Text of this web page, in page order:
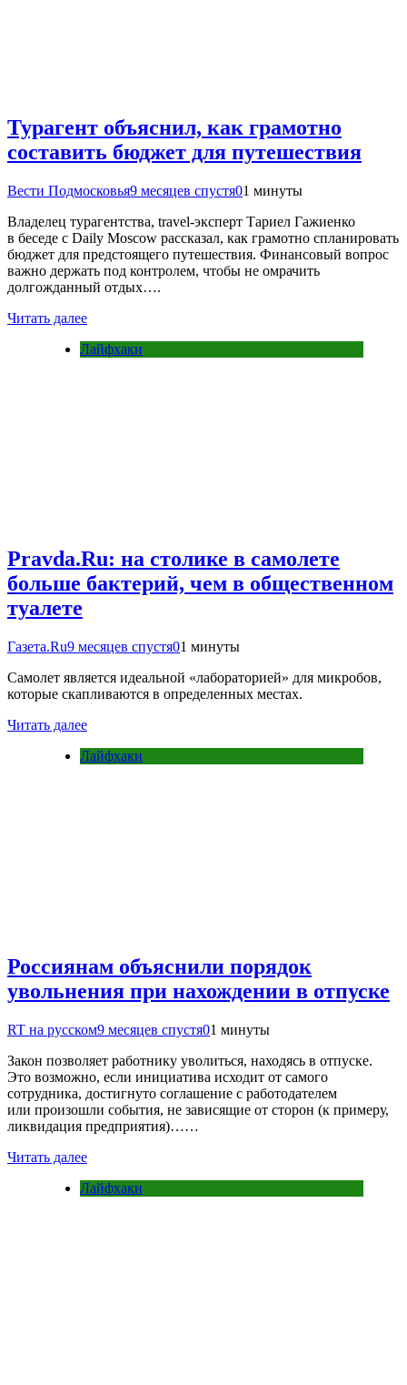
Турагент объяснил, как грамотно
составить бюджет для путешествия
Вести Подмосковья9 месяцев спустя01 минуты
Владелец турагентства, travel-эксперт Тариел Гажиенко
в беседе с Daily Moscow рассказал, как грамотно спланировать
бюджет для предстоящего путешествия. Финансовый вопрос
важно держать под контролем, чтобы не омрачить
долгожданный отдых….
Читать далее
Лайфхаки
Pravda.Ru: на столике в самолете
больше бактерий, чем в общественном
туалете
Газета.Ru9 месяцев спустя01 минуты
Самолет является идеальной «лабораторией» для микробов,
которые скапливаются в определенных местах.
Читать далее
Лайфхаки
Россиянам объяснили порядок
увольнения при нахождении в отпуске
RT на русском9 месяцев спустя01 минуты
Закон позволяет работнику уволиться, находясь в отпуске.
Это возможно, если инициатива исходит от самого
сотрудника, достигнуто соглашение с работодателем
или произошли события, не зависящие от сторон (к примеру,
ликвидация предприятия)……
Читать далее
Лайфхаки